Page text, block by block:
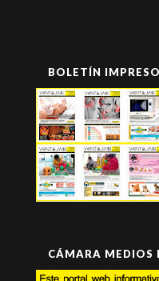
BOLETÍN
CÁMARA MEDIOS